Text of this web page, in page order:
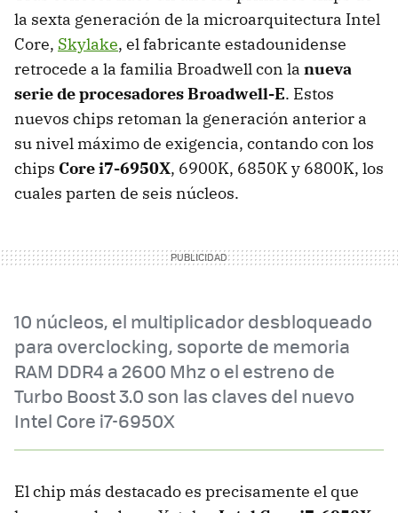
la sexta generación de la microarquitectura Intel
Core, Skylake, el fabricante estadounidense
retrocede a la familia Broadwell con la nueva
serie de procesadores Broadwell-E. Estos
nuevos chips retoman la generación anterior a
su nivel máximo de exigencia, contando con los
chips Core i7-6950X, 6900K, 6850K y 6800K, los
cuales parten de seis núcleos.
10 núcleos, el multiplicador desbloqueado
para overclocking, soporte de memoria
RAM DDR4 a 2600 Mhz o el estreno de
Turbo Boost 3.0 son las claves del nuevo
Intel Core i7-6950X
El chip más destacado es precisamente el que